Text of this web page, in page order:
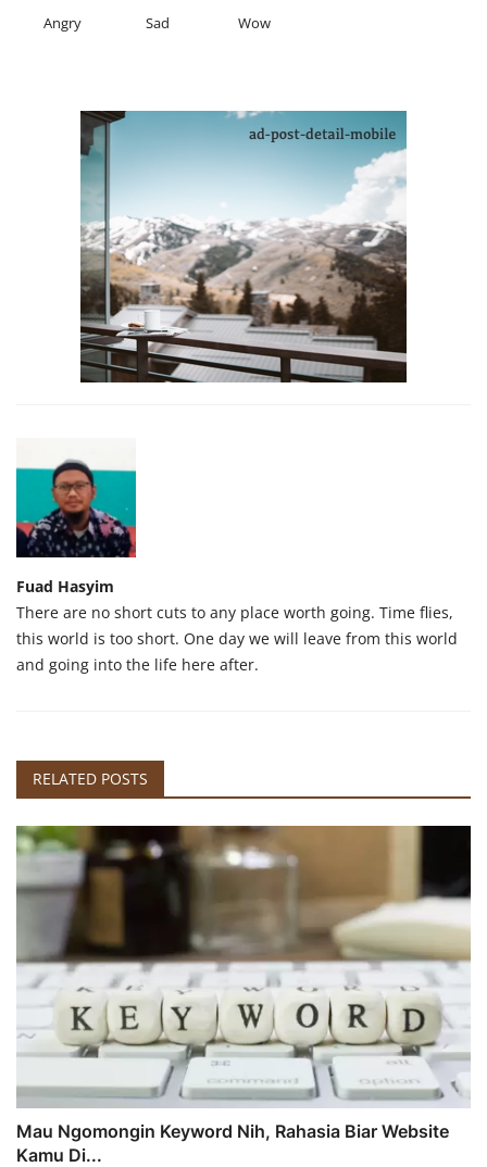
Angry Sad Wow
Fuad Hasyim
There are no short cuts to any place worth going. Time flies,
this world is too short. One day we will leave from this world
and going into the life here after.
RELATED POSTS
Mau Ngomongin Keyword Nih, Rahasia Biar Website
Kamu Di...